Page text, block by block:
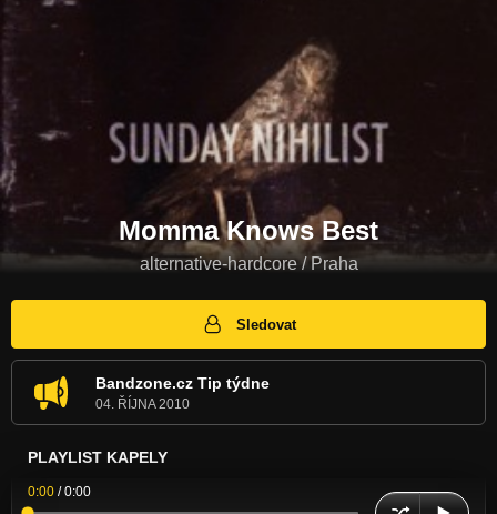
Momma Knows Best
alternative-hardcore / Praha
Sledovat
Bandzone.cz Tip týdne
04. ŘÍJNA 2010
PLAYLIST KAPELY
0:00 /0:00